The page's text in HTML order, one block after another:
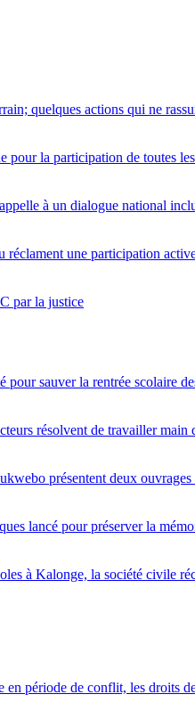
quelques actions qui ne
pour la participation de toutes
à un dialogue national
une participation
par la justice
sauver la rentrée scolaire
résolvent de travailler
présentent deux
lancé pour préserver la
à Kalonge, la société civile
période de conflit, les droits